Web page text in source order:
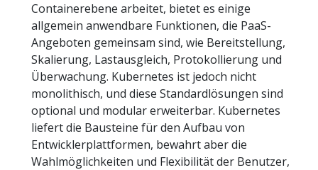
Containerebene arbeitet, bietet es einige
allgemein anwendbare Funktionen, die PaaS-
Angeboten gemeinsam sind, wie Bereitstellung,
Skalierung, Lastausgleich, Protokollierung und
Überwachung. Kubernetes ist jedoch nicht
monolithisch, und diese Standardlösungen sind
optional und modular erweiterbar. Kubernetes
liefert die Bausteine für den Aufbau von
Entwicklerplattformen, bewahrt aber die
Wahlmöglichkeiten und Flexibilität der Benutzer,